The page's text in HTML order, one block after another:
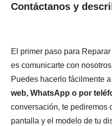
Contáctanos y
El primer paso para
es comunicarte con
Puedes hacerlo fácilmente
web, WhatsApp o por
conversación, te pediremos
pantalla y el modelo de tu